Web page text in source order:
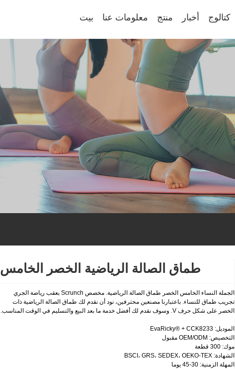
بيت معلومات عنا منتج أخبار كتالوج
طماق الصالة الرياضية الخصر الخامس
الجملة النساء الخامس الخصر طماق الصالة الرياضية. مخصص Scrunch بعقب رياضة الجري
تجريب طماق للنساء. باعتبارنا مصنعين محترفين، نود أن نقدم لك طماق الصالة الرياضية ذات
الخصر على شكل حرف V. وسوف نقدم لك أفضل خدمة ما بعد البيع والتسليم في الوقت المناسب.
الموديل: EvaRicky® + CCK8233
التخصيص: OEM/ODM مقبول
موك: 300 قطعة
الشهادة: BSCI، GRS، SEDEX، OEKO-TEX
المهلة الزمنية: 30-45 يوما